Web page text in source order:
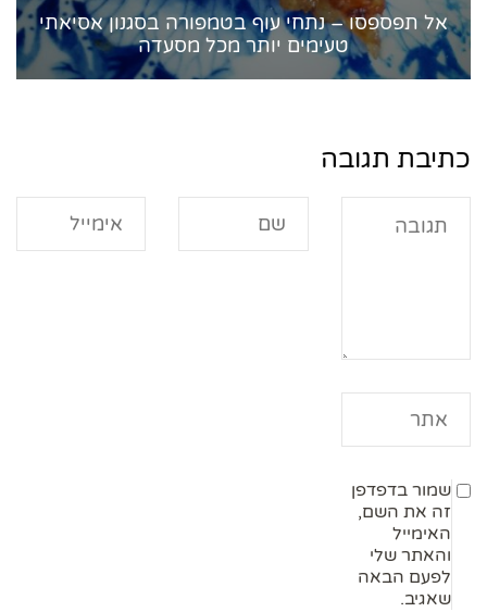
אל תפספסו – נתחי עוף בטמפורה בסגנון אסיאתי
טעימים יותר מכל מסעדה
כתיבת תגובה
שמור בדפדפן
זה את השם,
האימייל
והאתר שלי
לפעם הבאה
שאגיב.